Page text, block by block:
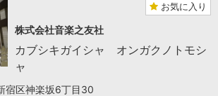
お気に入り
株式会社音楽之友社
カブシキガイシャ オンガクノトモシ
ャ
宿区神楽坂6丁目30